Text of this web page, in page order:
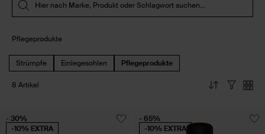
Hier nach Marke, Produkt oder Schlagwort suchen...
Pflegeprodukte
Strümpfe Einlegesohlen Pflegeprodukte
8 Artikel
- 30%
-10% EXTRA
- 65%
-10% EXTRA